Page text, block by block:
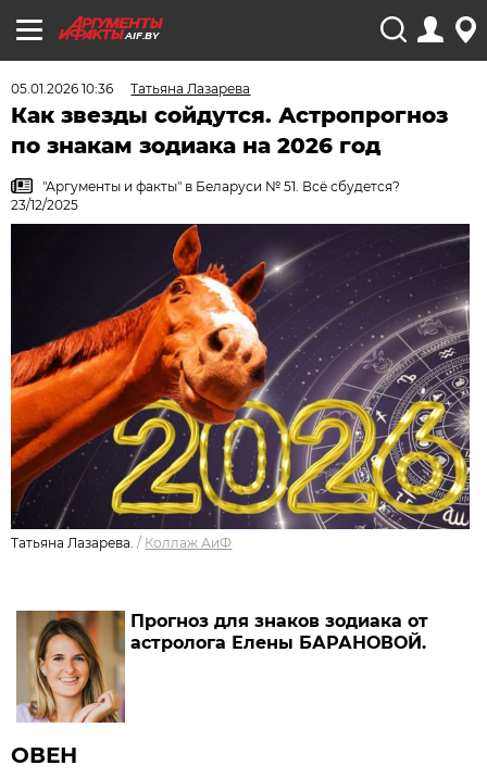
AIF.BY
05.01.2026 10:36 Татьяна Лазарева
Как звезды сойдутся. Астропрогноз
по знакам зодиака на 2026 год
"Аргументы и факты" в Беларуси № 51. Всё сбудется?
23/12/2025
Татьяна Лазарева. / Коллаж АиФ
Прогноз для знаков зодиака от
астролога Елены БАРАНОВОЙ.
ОВЕН